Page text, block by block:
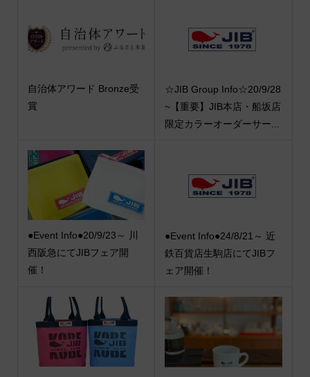
自治体アワード Bronze受
賞
☆JIB Group Info☆20/9/28
~【重要】JIB本店・船坂店
限定カラーオーダーサー...
●Event Info●20/9/23～ 川
西阪急にてJIBフェア開
催！
●Event Info●24/8/21～ 近
鉄百貨店生駒店にてJIBフ
ェア開催！